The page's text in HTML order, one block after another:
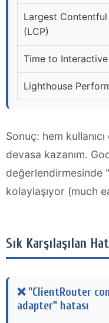
Largest Contentful
(LCP)
Time to Interactive
Lighthouse
Sonuç: hem
devasa kazanım.
değerlendirmesinde
kolaylaşıyor (much
Sık Karşılaşılan
❌ "ClientRouter
adapter" hatası